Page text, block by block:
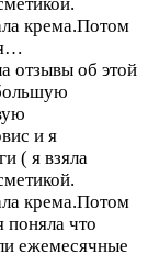
крема.Потом
отзывы об этой
и я
( я взяла
крема.Потом
поняла что
ежемесячные